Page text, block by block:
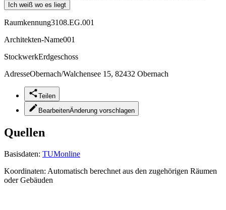
Ich weiß wo es liegt
Raumkennung3108.EG.001
Architekten-Name001
StockwerkErdgeschoss
AdresseObernach/Walchensee 15, 82432 Obernach
Teilen
BearbeitenÄnderung vorschlagen
Quellen
Basisdaten: TUMonline
Koordinaten: Automatisch berechnet aus den zugehörigen Räumen
oder Gebäuden